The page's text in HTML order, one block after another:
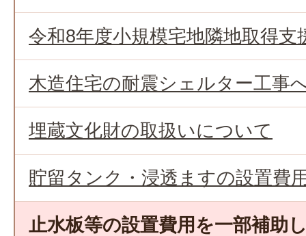
令和8年度小規模宅地隣地取得支
木造住宅の耐震シェルター工事
埋蔵文化財の取扱いについて
貯留タンク・浸透ますの設置費
止水板等の設置費用を一部補助